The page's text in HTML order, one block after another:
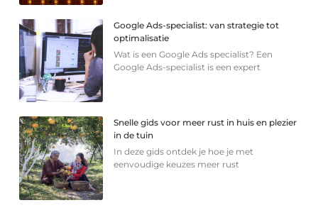
Google Ads-specialist: van strategie tot
optimalisatie
Wat is een Google Ads specialist? Een
Google Ads-specialist is een expert
Snelle gids voor meer rust in huis en plezier
in de tuin
In deze gids ontdek je hoe je met
eenvoudige keuzes meer rust